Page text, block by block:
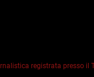
registrata presso il